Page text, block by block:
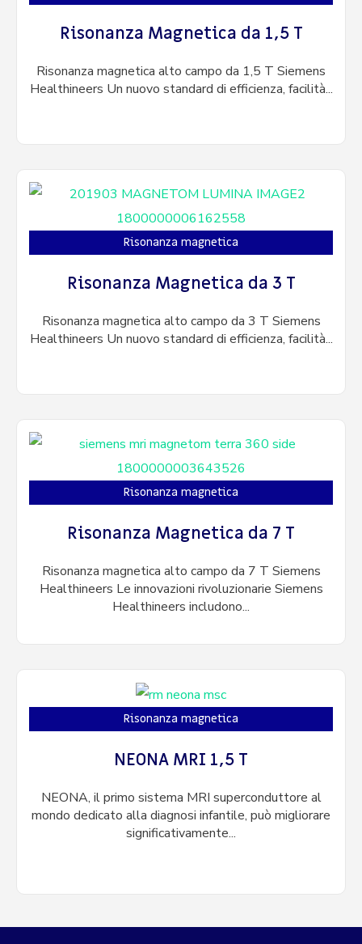
Risonanza Magnetica da 1,5 T
Risonanza magnetica alto campo da 1,5 T Siemens
Healthineers Un nuovo standard di efficienza, facilità...
Risonanza magnetica
Risonanza Magnetica da 3 T
Risonanza magnetica alto campo da 3 T Siemens
Healthineers Un nuovo standard di efficienza, facilità...
Risonanza magnetica
Risonanza Magnetica da 7 T
Risonanza magnetica alto campo da 7 T Siemens
Healthineers Le innovazioni rivoluzionarie Siemens
Healthineers includono...
Risonanza magnetica
NEONA MRI 1,5 T
NEONA, il primo sistema MRI superconduttore al
mondo dedicato alla diagnosi infantile, può migliorare
significativamente...